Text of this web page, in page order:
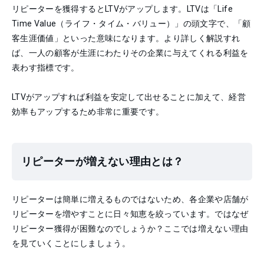
リピーターを獲得するとLTVがアップします。LTVは「Life
Time Value（ライフ・タイム・バリュー）」の頭文字で、「顧
客生涯価値」といった意味になります。より詳しく解説すれ
ば、一人の顧客が生涯にわたりその企業に与えてくれる利益を
表わす指標です。
LTVがアップすれば利益を安定して出せることに加えて、経営
効率もアップするため非常に重要です。
リピーターが増えない理由とは？
リピーターは簡単に増えるものではないため、各企業や店舗が
リピーターを増やすことに日々知恵を絞っています。ではなぜ
リピーター獲得が困難なのでしょうか？ここでは増えない理由
を見ていくことにしましょう。